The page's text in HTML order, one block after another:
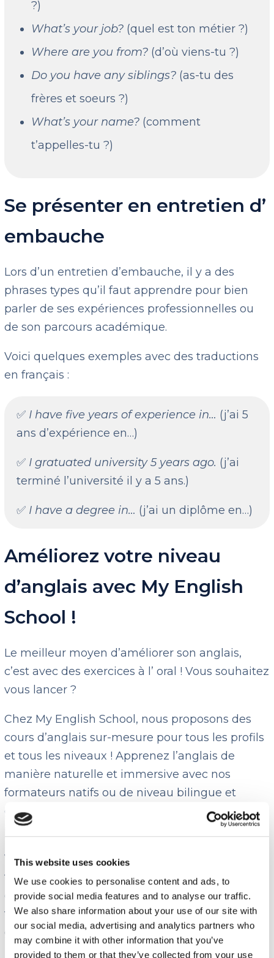
This website uses cookies
We use cookies to personalise content and ads, to
provide social media features and to analyse our traffic.
We also share information about your use of our site with
our social media, advertising and analytics partners who
may combine it with other information that you’ve
provided to them or that they’ve collected from your use
?)
What’s your job?(quel est ton métier ?)
Where are you from?(d’où viens-tu ?)
Do you have any siblings? (as-tu des
frères et soeurs ?)
What’s your name?(comment
t’appelles-tu ?)
Se présenter en entretien d’
embauche
Lors d’un entretien d’embauche, il y a des
phrases types qu’il faut apprendre pour bien
parler de ses expériences professionnelles ou
de son parcours académique.
Voici quelques exemples avec des traductions
en français :
✅ I have five years of experience in… (j’ai 5
ans d’expérience en…)
✅ I gratuated university 5 years ago. (j’ai
terminé l’université il y a 5 ans.)
✅ I have a degree in… (j’ai un diplôme en…)
Améliorez votre niveau
d’anglais avec My English
School !
Le meilleur moyen d’améliorer son anglais,
c’est avec des exercices à l’ oral ! Vous souhaitez
vous lancer ?
Chez My English School, nous proposons des
cours d’anglais sur-mesure pour tous les profils
et tous les niveaux ! Apprenez l’anglais de
manière naturelle et immersive avec nos
formateurs natifs ou de niveau bilingue et
grâce à notre méthode unique basée sur la
pratique orale de l’anglais.
Vous pratiquez l’anglais autour de différents
thèmes comme le voyage, la vie quotidienne
ou professionnelle, et vous apprenez des
termes de vocabulaire et des points de
grammaire naturellement !